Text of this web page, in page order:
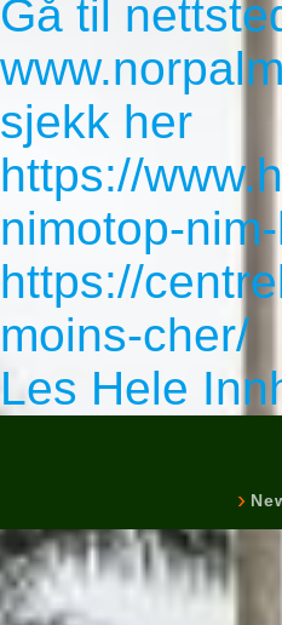
Gå til
sjekk her
https://
nimotop-
https://
moins-cher/
Les Hele